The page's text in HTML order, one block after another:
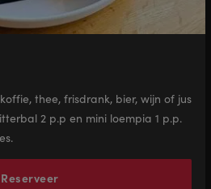
thee, frisdrank, bier, wijn of jus
2 p.p en mini loempia 1 p.p.
Reserveer